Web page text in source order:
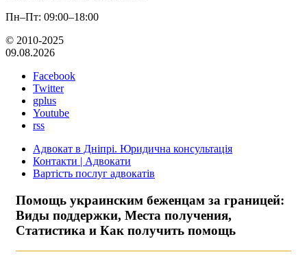
Пн–Пт: 09:00–18:00
© 2010-2025
09.08.2026
Facebook
Twitter
gplus
Youtube
rss
Адвокат в Дніпрі. Юридична консультація
Контакти | Адвокати
Вартість послуг адвокатів
Помощь украинским беженцам за границей:
Виды поддержки, Места получения,
Статистика и Как получить помощь